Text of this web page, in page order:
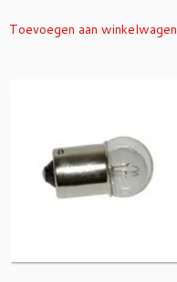
Toevoegen aan winkelwagen